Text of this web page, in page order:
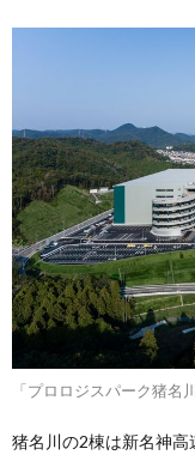
「プロロジスパーク猪名
猪名川の2棟は新名神